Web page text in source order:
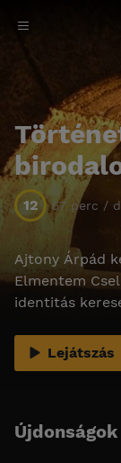
12 57 perc /
Ajtony Árpád
Elmentem
identitás
Lejátszás